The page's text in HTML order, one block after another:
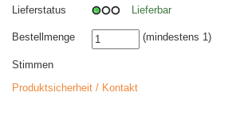
Lieferstatus
Lieferbar
Bestellmenge (mindestens 1)
Stimmen
Produktsicherheit / Kontakt